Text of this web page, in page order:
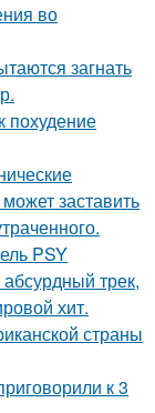
во
загнать
похудение
заставить
PSY
трек,
хит.
страны
к 3